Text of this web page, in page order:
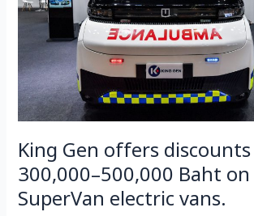
King Gen offers
300,000–500,000 Baht
SuperVan electric vans.
300,000–
500,000
Baht
on
Farizon
SuperVan
electric
vans.